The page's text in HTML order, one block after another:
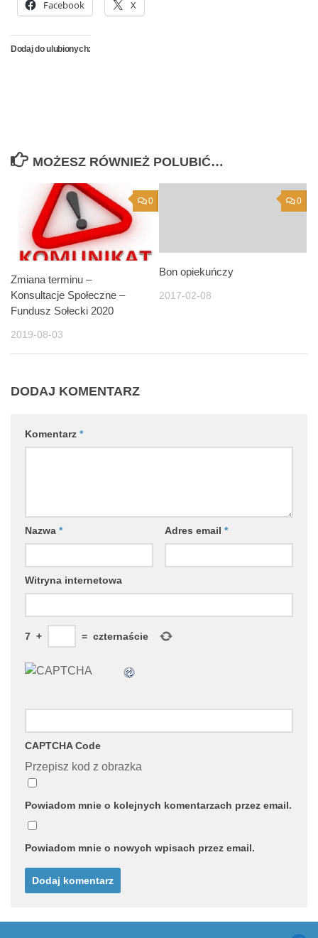
Facebook X
Dodaj do ulubionych:
MOŻESZ RÓWNIEŻ POLUBIĆ…
0
Zmiana terminu –
Konsultacje Społeczne –
Fundusz Sołecki 2020
2019-08-03
0
Bon opiekuńczy
2017-02-08
DODAJ KOMENTARZ
Komentarz *
Nazwa * Adres email *
Witryna internetowa
7 + = czternaście
CAPTCHA Code
Przepisz kod z obrazka
Powiadom mnie o kolejnych komentarzach przez email.
Powiadom mnie o nowych wpisach przez email.